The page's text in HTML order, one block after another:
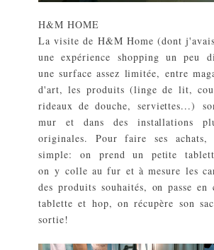
H&M HOME
La visite de H&M Home (dont
une expérience shopping un peu
une surface assez limitée, entre
d'art, les produits (linge de lit,
rideaux de douche, serviettes...)
mur et dans des installations
originales. Pour faire ses
simple: on prend un petite
on y colle au fur et à mesure les
des produits souhaités, on passe en
tablette et hop, on récupère son
sortie!